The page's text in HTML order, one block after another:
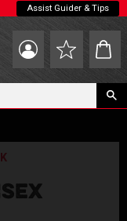
Assist Guider & Tips
Favoriter